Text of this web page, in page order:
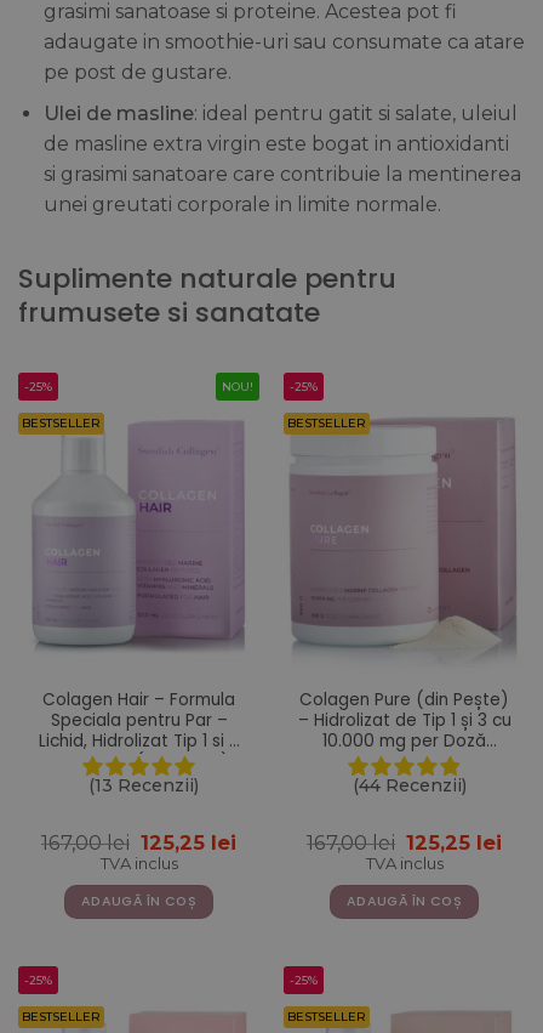
grasimi sanatoase si proteine. Acestea pot fi
adaugate in smoothie-uri sau consumate ca atare
pe post de gustare.
Ulei de masline: ideal pentru gatit si salate, uleiul
de masline extra virgin este bogat in antioxidanti
si grasimi sanatoare care contribuie la mentinerea
unei greutati corporale in limite normale.
Suplimente naturale pentru
frumusete si sanatate
-25%
BESTSELLER
NOU!
Colagen Hair – Formula
Speciala pentru Par –
Lichid, Hidrolizat Tip 1 si 3
cu 2500 mg (din Peste) +
Acid Hialuronic 100 mg +
Retinol 800 mcg + Biotina
Ashwagandha 100 mg +
Coenzima Q10 + MSM +
Siliciu + Zinc + Vitamine –
500 ml
(13 Recenzii)
167,00lei Prețul
inițial
a
fost:
167,00 lei.
125,25 leiPrețul
TVA inclus
ADAUGĂ ÎN COȘ
-25%
BESTSELLER
Colagen Pure (din Pește)
– Hidrolizat de Tip 1 și 3 cu
10.000 mg per Doză
Zilnică – Sub formă de
Pulbere cu 300 g
(44 Recenzii)
167,00lei Prețul
inițial
a
fost:
167,00 lei.
125,25 lei
TVA inclus
ADAUGĂ ÎN COȘ
-25%
BESTSELLER
-25%
BESTSELLER